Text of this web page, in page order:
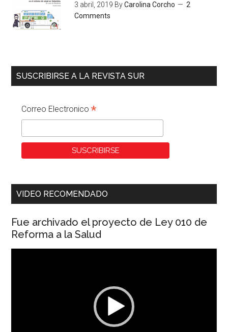
3 abril, 2019 ByCarolina Corcho
2
Comments
SUSCRIBIRSE A LA REVISTA SUR
Correo Electronico*
VIDEO RECOMENDADO
Fue archivado el proyecto de Ley 010 de
Reforma a la Salud